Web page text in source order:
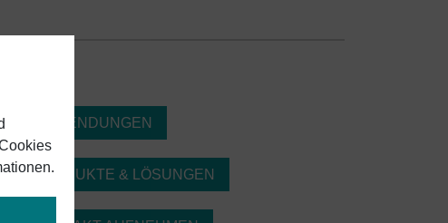
ANWENDUNGEN
PRODUKTE & LÖSUNGEN